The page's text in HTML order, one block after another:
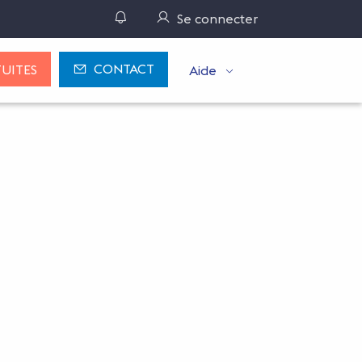
Gérer ses notifications
Se connecter
CONTACT Aide